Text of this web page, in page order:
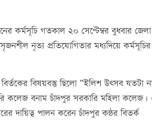
কর্মসূচি গতকাল ২০ সেপ্টেম্বর বুধবার জেলা
নৃত্য প্রতিযোগিতার মধ্যদিয়ে
বিষয়বস্তু ছিলো “ইলিশ উৎসব যতটা
কলেজ বনাম চাঁদপুর সরকারি মহিলা
দায়িত্ব পালন করেন চাঁদপুর কন্ঠর বিতর্ক